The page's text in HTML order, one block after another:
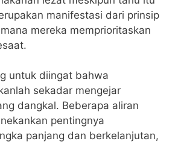
manifestasi dari prinsip
mereka memprioritaskan
untuk diingat bahwa
sekadar mengejar
dangkal. Beberapa aliran
pentingnya
panjang dan berkelanjutan,